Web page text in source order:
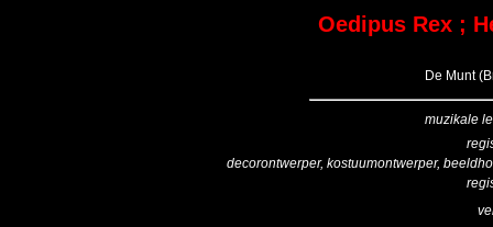
Oedipus Rex ;
De Munt
muzikale
decorontwerper, kostuumontwerper,